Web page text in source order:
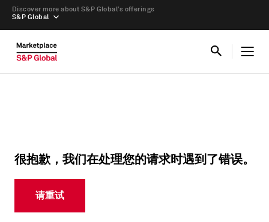
S&P Global
Discover more about S&P Global’s offerings
很抱歉，我们在处理您的请求时遇到了错误。
请重试